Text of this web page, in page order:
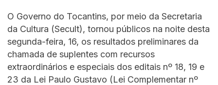
O Governo do Tocantins, por meio da Secretaria
da Cultura (Secult), tornou públicos na noite desta
segunda-feira, 16, os resultados preliminares da
chamada de suplentes com recursos
extraordinários e especiais dos editais nº 18, 19 e
23 da Lei Paulo Gustavo (Lei Complementar nº